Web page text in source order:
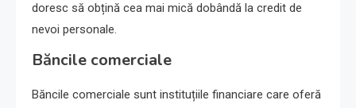
doresc să obțină cea mai mică dobândă la credit de
nevoi personale.
Băncile comerciale
Băncile comerciale sunt instituțiile financiare care oferă